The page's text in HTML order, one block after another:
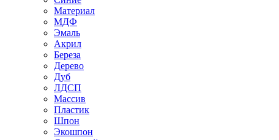
Материал
МДФ
Эмаль
Акрил
Береза
Дерево
Дуб
ЛДСП
Массив
Пластик
Шпон
Экошпон